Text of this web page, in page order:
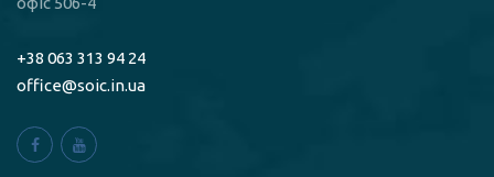
+38 063 313 94 24
office@soic.in.ua